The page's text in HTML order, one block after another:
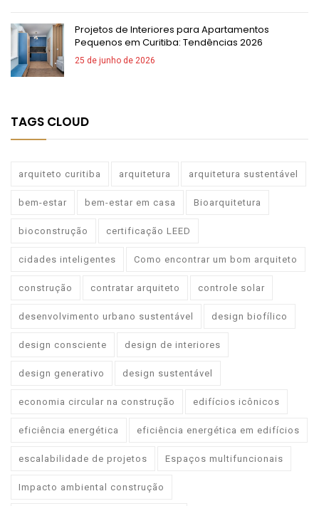
Projetos de Interiores para Apartamentos
Pequenos em Curitiba: Tendências 2026
25 de junho de 2026
TAGS CLOUD
arquiteto curitiba arquitetura arquitetura sustentável
bem-estar bem-estar em casa Bioarquitetura
bioconstrução certificação LEED
cidades inteligentes Como encontrar um bom arquiteto
construção contratar arquiteto controle solar
desenvolvimento urbano sustentável design biofílico
design consciente design de interiores
design generativo design sustentável
economia circular na construção edifícios icônicos
eficiência energética eficiência energética em edifícios
escalabilidade de projetos Espaços multifuncionais
Impacto ambiental construção